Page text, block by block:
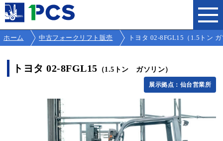
ホーム 中古フォークリフト販売 トヨタ 02-8FGL15（1.5トン
トヨタ 02-8FGL15 （1.5トン ガソリン）
展示拠点：仙台営業所